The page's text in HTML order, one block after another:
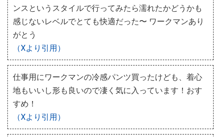
ンスというスタイルで行ってみたら濡れたかどうかも
感じないレベルでとても快適だった〜 ワークマンあり
がとう
（Xより引用）
仕事用にワークマンの冷感パンツ買ったけども、着心
地もいいし形も良いので凄く気に入っています！おす
すめ！
（Xより引用）